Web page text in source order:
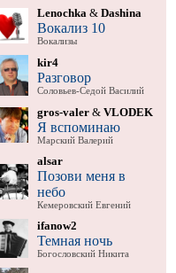
Lenochka & Dashina
Вокализ 10
Вокализы
kir4
Разговор
Соловьев-Седой Василий
gros-valer& VLODEK
Я вспоминаю
Марский Валерий
alsar
Позови меня в
небо
Кемеровский Евгений
ifanow2
Темная ночь
Богословский Никита